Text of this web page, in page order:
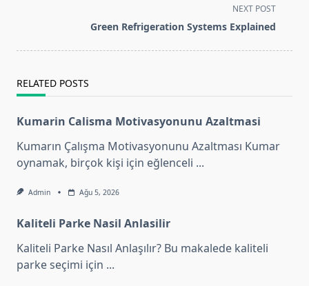
text">Page</span>
NEXT POST
Green Refrigeration Systems Explained
RELATED POSTS
Kumarin Calisma Motivasyonunu Azaltmasi
Kumarın Çalışma Motivasyonunu Azaltması Kumar
oynamak, birçok kişi için eğlenceli ...
Admin Ağu 5, 2026
Kaliteli Parke Nasil Anlasilir
Kaliteli Parke Nasıl Anlaşılır? Bu makalede kaliteli
parke seçimi için ...